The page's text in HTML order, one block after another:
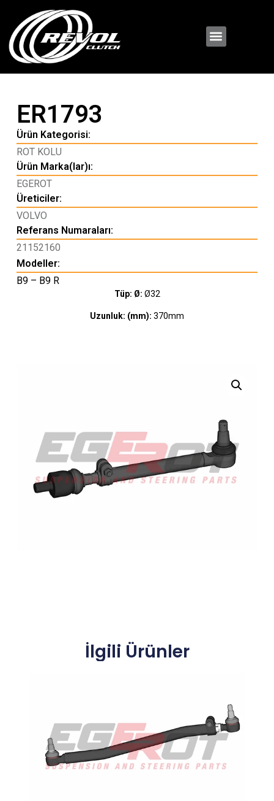
ER1793
Ürün Kategorisi:
ROT KOLU
Ürün Marka(lar)ı:
EGEROT
Üreticiler:
VOLVO
Referans Numaraları:
21152160
Modeller:
B9 – B9 R
Tüp: Ø: Ø32
Uzunluk: (mm): 370mm
İlgili Ürünler